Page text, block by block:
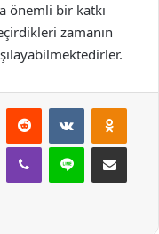
önemli bir katkı
zamanın
Reddit VKontakte
Viber Line E-Posta ile